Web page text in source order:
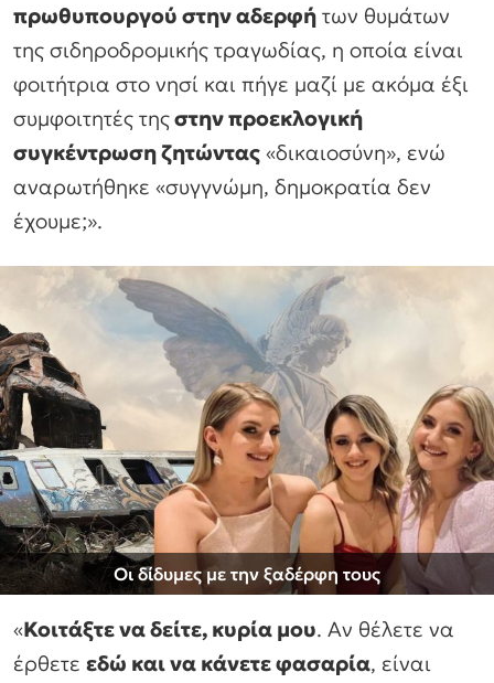
πρωθυπουργού στην αδερφή των θυμάτων
της σιδηροδρομικής τραγωδίας, η οποία είναι
φοιτήτρια στο νησί και πήγε μαζί με ακόμα έξι
συμφοιτητές τηςστην προεκλογική
συγκέντρωση ζητώντας «δικαιοσύνη», ενώ
αναρωτήθηκε «συγγνώμη, δημοκρατία δεν
έχουμε;».
Οι δίδυμες με την ξαδέρφη τους
«Κοιτάξτε να δείτε, κυρία μου. Αν θέλετε να
έρθετε εδώ και να κάνετε φασαρία, είναι